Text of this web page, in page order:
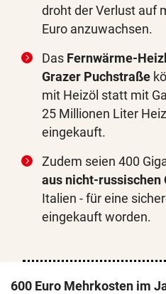
droht der Verlust auf
Euro anzuwachsen.
Das Fernwärme-
Grazer Puchstraße
mit Heizöl statt mit
25 Millionen Liter
eingekauft.
Zudem seien 400
aus nicht-russischen
Italien - für eine
eingekauft worden.
600 Euro Mehrkosten im